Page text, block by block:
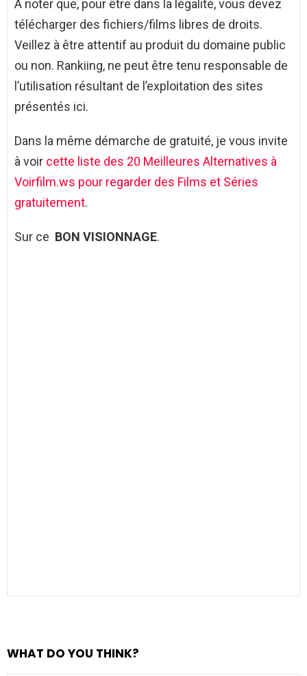
A noter que, pour être dans la légalité, vous devez
télécharger des fichiers/films libres de droits.
Veillez à être attentif au produit du domaine public
ou non. Rankiing, ne peut être tenu responsable de
l’utilisation résultant de l’exploitation des sites
présentés ici.
Dans la même démarche de gratuité, je vous invite
à voir cette liste des 20 Meilleures Alternatives à
Voirfilm.ws pour regarder des Films et Séries
gratuitement.
Sur ce BON VISIONNAGE.
WHAT DO YOU THINK?